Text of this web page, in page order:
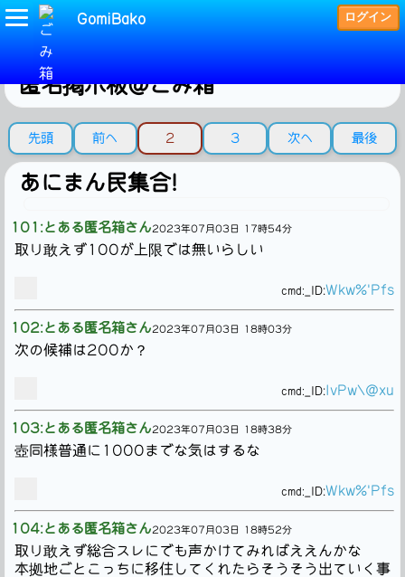
GomiBako ログイン
どんなカキコも捨ておきたい
匿名掲示板＠ごみ箱
先頭 前へ 2 3 次へ 最後
あにまん民集合!
101:とある匿名箱さん2023年07月03日 17時54分
取り敢えず100が上限では無いらしい
cmd: _ID:Wkw%'Pfs
102:とある匿名箱さん2023年07月03日 18時03分
次の候補は200か？
cmd: _ID:IvPw\@xu
103:とある匿名箱さん2023年07月03日 18時38分
壺同様普通に1000までな気はするな
cmd: _ID:Wkw%'Pfs
104:とある匿名箱さん2023年07月03日 18時52分
取り敢えず総合スレにでも声かけてみればええんかな
本拠地ごとこっちに移住してくれたらそうそう出ていく事